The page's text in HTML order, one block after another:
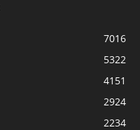
7016
5322
4151
2924
2234